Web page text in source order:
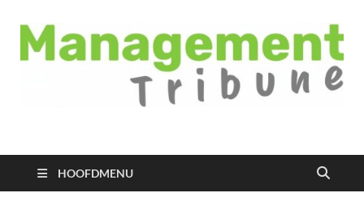
Managementtribune
HOOFDMENU